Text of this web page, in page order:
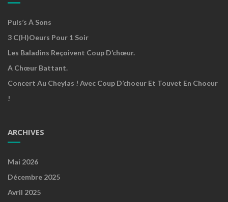
Puls’s À Sons
3 C(h)oeurs Pour 1 Soir
Les Baladins Reçoivent Coup D’chœur.
A Chœur Battant.
Concert Au Cheylas ! Avec Coup D’choeur Et Touvet En Choeur
!
ARCHIVES
Mai 2026
Décembre 2025
Avril 2025